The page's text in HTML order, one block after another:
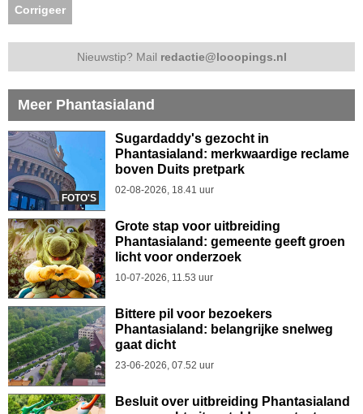
Corrigeer
Nieuwstip? Mail redactie@looopings.nl
Meer Phantasialand
FOTO'S
Sugardaddy's gezocht in
Phantasialand: merkwaardige reclame
boven Duits pretpark
02-08-2026, 18.41 uur
Grote stap voor uitbreiding
Phantasialand: gemeente geeft groen
licht voor onderzoek
10-07-2026, 11.53 uur
Bittere pil voor bezoekers
Phantasialand: belangrijke snelweg
gaat dicht
23-06-2026, 07.52 uur
Besluit over uitbreiding Phantasialand